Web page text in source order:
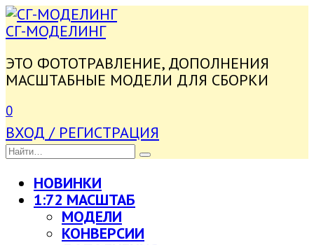
ПЕРЕЙТИ
К
СГ-МОДЕЛИНГ
ЭТО ФОТОТРАВЛЕНИЕ, ДОПОЛНЕНИЯ
МАСШТАБНЫЕ МОДЕЛИ ДЛЯ СБОРКИ
0
ВХОД / РЕГИСТРАЦИЯ
SEARCH
FOR:
НОВИНКИ
1:72 МАСШТАБ
МОДЕЛИ
КОНВЕРСИИ